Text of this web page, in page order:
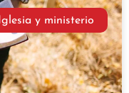
Iglesia y ministerio